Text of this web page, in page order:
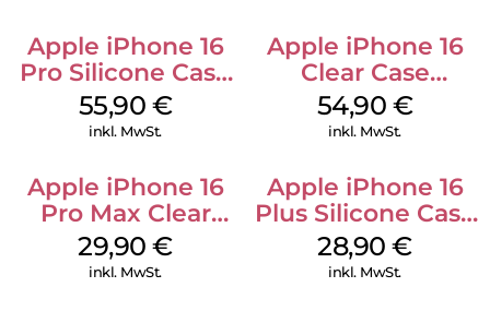
Apple iPhone 16
Pro Silicone Case
MagSafe Stone
Gray
55,90 €
inkl. MwSt.
Apple iPhone 16
Clear Case
MagSafe
Transparent
54,90 €
inkl. MwSt.
Apple iPhone 16
Pro Max Clear
Case MagSafe
Transparent
29,90€
inkl. MwSt.
Apple iPhone 16
Plus Silicone Case
MagSafe Black
28,90€
inkl. MwSt.